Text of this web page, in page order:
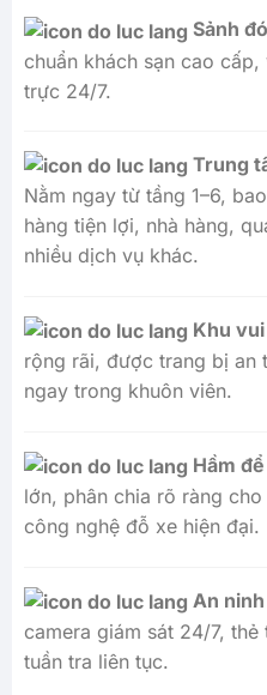
Sảnh
chuẩn khách sạn cao
trực 24/7.
Trung
Nằm ngay từ tầng 1–6,
hàng tiện lợi, nhà hàng,
nhiều dịch vụ khác.
Khu
rộng rãi, được trang bị an
ngay trong khuôn viên.
Hầm
lớn, phân chia rõ ràng
công nghệ đỗ xe hiện đại.
An
camera giám sát 24/7,
tuần tra liên tục.